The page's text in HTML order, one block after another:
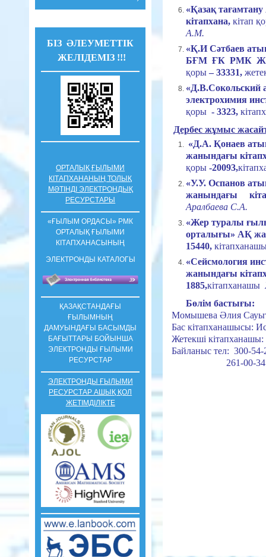
«Қазақ
кітапхана, кітап
А.М.
«Қ.И Сәтбаев
БҒМ ҒК РМК
қоры– 33331,
«Д.В.Сокольский
электрохимия
қоры- 3323,
Дербес жұмыс
«Д.А. Қонаев
жанындағы
қоры-20093,
«У.У. Оспанов
жанындағы
Аралбаева С.А.
«Жер туралы
орталығы» АҚ
15440,
«Сейсмология
жанындағы
1885,кітапханашы
Бөлім бастығы:
Момышева Әлия
Бас кітапханашысы:
Жетекші
Байланыс тел: 300-54-
261-00-34
БІЗ ӘЛЕУМЕТТІК
ЖЕЛІДЕМІЗ !!!
ОРТАЛЫҚ ҒЫЛЫМИ
КІТАПХАНАНЫҢ ТОЛЫҚ
МӘТІНДІ ЭЛЕКТРОНДЫҚ
РЕСУРСТАРЫ
«ҒЫЛЫМ ОРДАСЫ» РМК
ОРТАЛЫҚ ҒЫЛЫМИ
КIТАПХАНАСЫНЫҢ
ЭЛЕКТРОНДЫ КАТАЛОГЫ
ҚАЗАҚСТАНДАҒЫ
ҒЫЛЫМНЫҢ
ДАМУЫНДАҒЫ БАСЫМДЫ
БАҒЫТТАРЫ БОЙЫНША
ЭЛЕКТРОНДЫ ҒЫЛЫМИ
РЕСУРСТАР
ЭЛЕКТРОНДЫ ҒЫЛЫМИ
РЕСУРСТАР АШЫҚ ҚОЛ
ЖЕТІМДІЛІКТЕ